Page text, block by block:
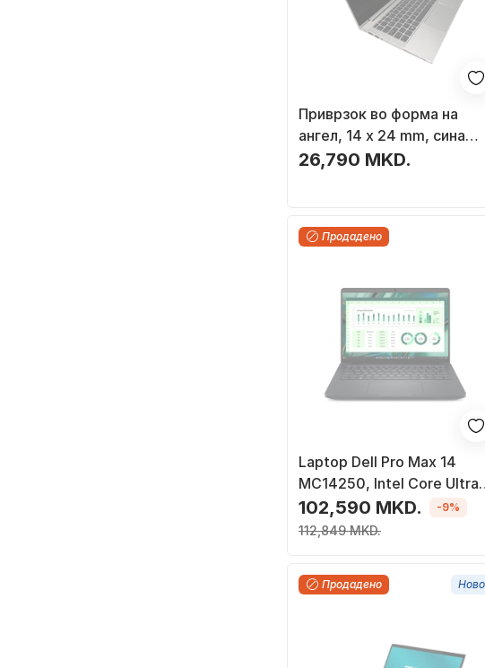
Приврзок во форма на
ангел, 14 x 24 mm, сина
фустан, 1 парче
26,790 MKD.
Продадено
Laptop Dell Pro Max 14
MC14250, Intel Core Ultra
7, 16GB RAM 512GB SSD,
14" FHD+, сива
102,590 MKD.
112,849 MKD.
-9%
Продадено Ново